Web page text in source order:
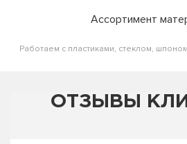
Ассортимент
Работаем с пластиками, стеклом,
ОТЗЫВЫ